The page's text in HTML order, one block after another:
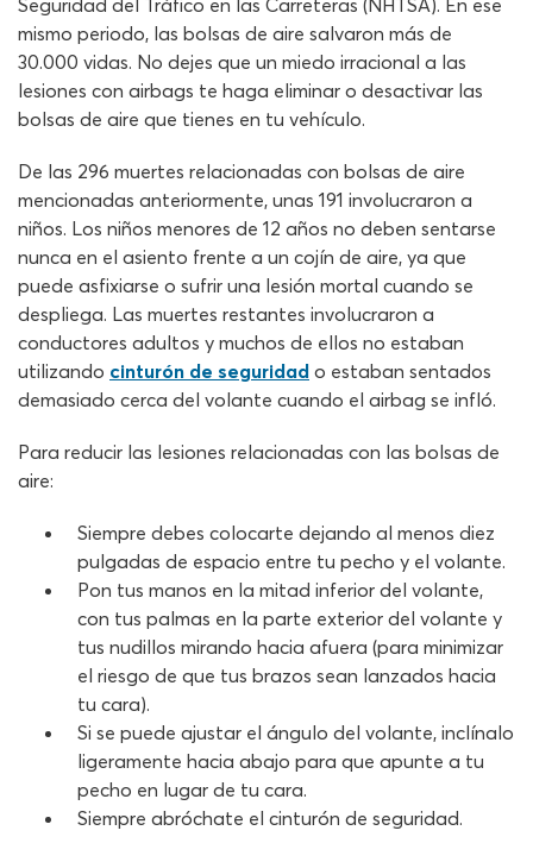
Seguridad del Tráfico en las Carreteras (NHTSA). En ese
mismo periodo, las bolsas de aire salvaron más de
30.000 vidas. No dejes que un miedo irracional a las
lesiones con airbags te haga eliminar o desactivar las
bolsas de aire que tienes en tu vehículo.
De las 296 muertes relacionadas con bolsas de aire
mencionadas anteriormente, unas 191 involucraron a
niños. Los niños menores de 12 años no deben sentarse
nunca en el asiento frente a un cojín de aire, ya que
puede asfixiarse o sufrir una lesión mortal cuando se
despliega. Las muertes restantes involucraron a
conductores adultos y muchos de ellos no estaban
utilizando cinturón de seguridad o estaban sentados
demasiado cerca del volante cuando el airbag se infló.
Para reducir las lesiones relacionadas con las bolsas de
aire:
Siempre debes colocarte dejando al menos diez
pulgadas de espacio entre tu pecho y el volante.
Pon tus manos en la mitad inferior del volante,
con tus palmas en la parte exterior del volante y
tus nudillos mirando hacia afuera (para minimizar
el riesgo de que tus brazos sean lanzados hacia
tu cara).
Si se puede ajustar el ángulo del volante, inclínalo
ligeramente hacia abajo para que apunte a tu
pecho en lugar de tu cara.
Siempre abróchate el cinturón de seguridad.